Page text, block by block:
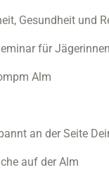
Gesundheit und
für
Alm
an der Seite
auf der Alm